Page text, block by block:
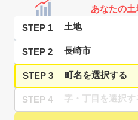
あなたの土
STEP 1
STEP 2
STEP 3
STEP 4